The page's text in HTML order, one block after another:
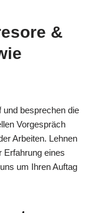
&
und besprechen die
Vorgespräch
Arbeiten. Lehnen
Erfahrung eines
um Ihren Auftag